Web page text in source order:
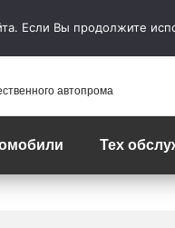
автопрома
Тех
Если Вы продолжите